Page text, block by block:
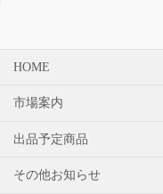
HOME
市場案内
出品予定商品
その他お知らせ